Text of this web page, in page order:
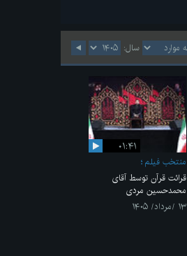
سال:
۰۱:۴۱
منتخب فیلم
قرائت قرآن توسط آقای
محمدحسین مردی
۱۳ /مرداد/ ۱۴۰۵